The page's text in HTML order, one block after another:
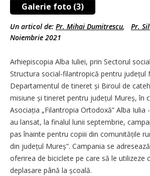
Galerie foto (3)
Un articol de: Pr. Mihai Dumitrescu, Pr.
Noiembrie 2021
Arhiepiscopia Alba Iuliei, prin Sectorul
Structura social-filantropică pentru județul
Departamentul de tineret și Biroul de
misiune și tineret pentru județul Mureș, în
Asociația „Filantropia Ortodoxă” Alba Iulia
au lansat, la finalul lunii septembrie,
pas înainte pentru copiii din comunitățile
din județul Mureș”. Campania se
oferirea de biciclete pe care să le utilizeze
deplasare până la școală.